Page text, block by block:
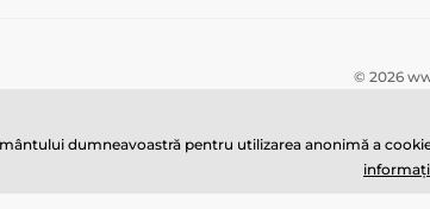
© 2026
dumneavoastră pentru utilizarea anonimă a